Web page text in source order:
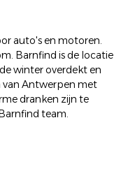
auto's en motoren.
Barnfind is de locatie
winter overdekt en
van Antwerpen met
dranken zijn te
team.